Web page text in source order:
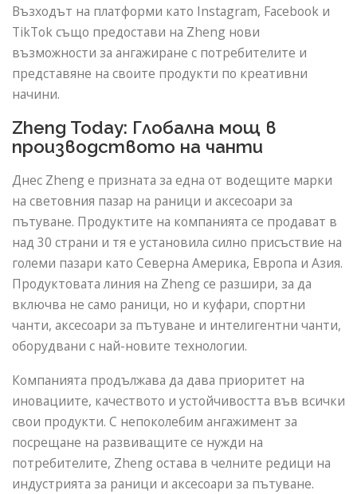
Възходът на платформи като Instagram, Facebook и
TikTok също предостави на Zheng нови
възможности за ангажиране с потребителите и
представяне на своите продукти по креативни
начини.
Zheng Today: Глобална мощ в
производството на чанти
Днес Zheng е призната за една от водещите марки
на световния пазар на раници и аксесоари за
пътуване. Продуктите на компанията се продават в
над 30 страни и тя е установила силно присъствие на
големи пазари като Северна Америка, Европа и Азия.
Продуктовата линия на Zheng се разшири, за да
включва не само раници, но и куфари, спортни
чанти, аксесоари за пътуване и интелигентни чанти,
оборудвани с най-новите технологии.
Компанията продължава да дава приоритет на
иновациите, качеството и устойчивостта във всички
свои продукти. С непоколебим ангажимент за
посрещане на развиващите се нужди на
потребителите, Zheng остава в челните редици на
индустрията за раници и аксесоари за пътуване.